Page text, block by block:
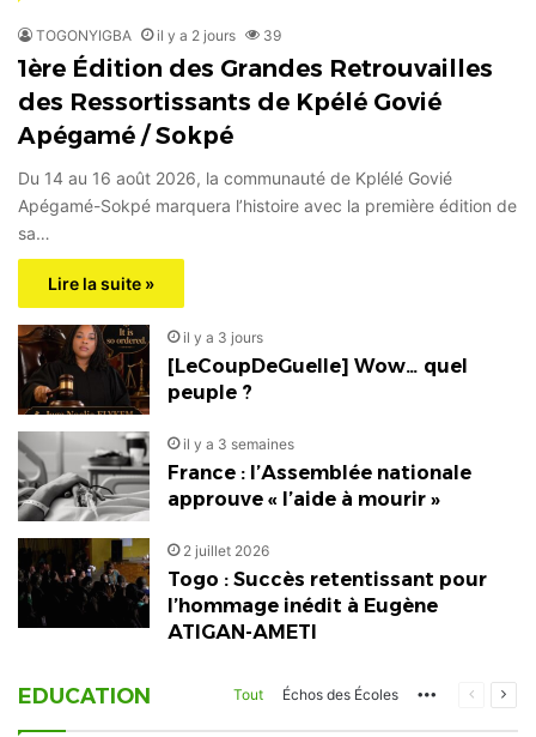
TOGONYIGBA il y a 2 jours 39
1ère Édition des Grandes Retrouvailles
des Ressortissants de Kpélé Govié
Apégamé / Sokpé
Du 14 au 16 août 2026, la communauté de Kplélé Govié
Apégamé-Sokpé marquera l’histoire avec la première édition de
sa…
Lire la suite »
il y a 3 jours
[LeCoupDeGuelle] Wow… quel
peuple ?
il y a 3 semaines
France : l’Assemblée nationale
approuve « l’aide à mourir »
2 juillet 2026
Togo : Succès retentissant pour
l’hommage inédit à Eugène
ATIGAN-AMETI
EDUCATION Tout Échos des Écoles MorePage